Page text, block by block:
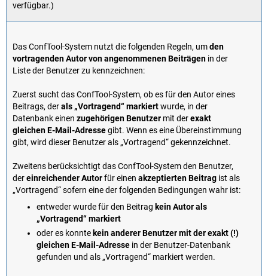
verfügbar.)
Das ConfTool-System nutzt die folgenden Regeln, umden
vortragenden Autor von angenommenen Beiträgen in der
Liste der Benutzer zu kennzeichnen:
Zuerst sucht das ConfTool-System, ob es für den Autor eines
Beitrags, derals „Vortragend“ markiertwurde, in der
Datenbank einen zugehörigen Benutzer mit derexakt
gleichen E-Mail-Adressegibt. Wenn es eine Übereinstimmung
gibt, wird dieser Benutzer als „Vortragend“ gekennzeichnet.
Zweitens berücksichtigt das ConfTool-System den Benutzer,
dereinreichender Autorfür einen akzeptierten Beitrag ist als
„Vortragend“ sofern eine der folgenden Bedingungen wahr ist:
entweder wurde für den Beitrag kein Autor als
„Vortragend“ markiert
oder es konnte kein anderer Benutzer mit der exakt (!)
gleichen E-Mail-Adresse in der Benutzer-Datenbank
gefunden und als „Vortragend“ markiert werden.